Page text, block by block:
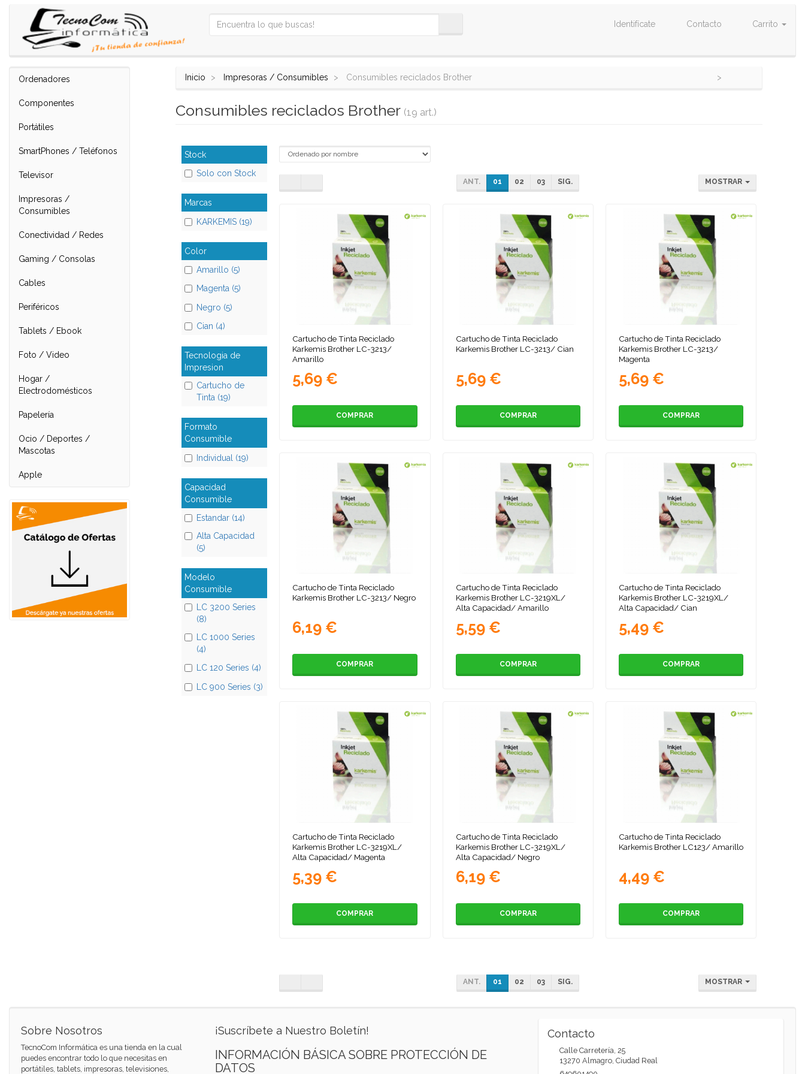
Identifícate Contacto Carrito
Ordenadores
Componentes
Portátiles
SmartPhones / Teléfonos
Televisor
Impresoras /
Consumibles
Conectividad / Redes
Gaming / Consolas
Cables
Periféricos
Tablets / Ebook
Foto / Video
Hogar /
Electrodomésticos
Papelería
Ocio / Deportes /
Mascotas
Apple
Inicio Impresoras / Consumibles Consumibles reciclados Brother
Consumibles reciclados Brother (19 art.)
Stock
Solo con Stock
Marcas
KARKEMIS (19)
Color
Amarillo (5)
Magenta (5)
Negro (5)
Cian (4)
Tecnologia de
Impresion
Cartucho de
Tinta (19)
Formato
Consumible
Individual (19)
Capacidad
Consumible
Estandar (14)
Alta Capacidad
(5)
Modelo
Consumible
LC 3200 Series
(8)
LC 1000 Series
(4)
LC 120 Series (4)
LC 900 Series (3)
ANT. 01 02 03 SIG. MOSTRAR
Cartucho de Tinta Reciclado
Karkemis Brother LC-3213/
Amarillo
5,69 €
COMPRAR
Cartucho de Tinta Reciclado
Karkemis Brother LC-3213/ Cian
5,69 €
COMPRAR
Cartucho de Tinta Reciclado
Karkemis Brother LC-3213/
Magenta
5,69 €
COMPRAR
Cartucho de Tinta Reciclado
Karkemis Brother LC-3213/ Negro
6,19 €
COMPRAR
Cartucho de Tinta Reciclado
Karkemis Brother LC-3219XL/
Alta Capacidad/ Amarillo
5,59 €
COMPRAR
Cartucho de Tinta Reciclado
Karkemis Brother LC-3219XL/
Alta Capacidad/ Cian
5,49 €
COMPRAR
Cartucho de Tinta Reciclado
Karkemis Brother LC-3219XL/
Alta Capacidad/ Magenta
5,39 €
COMPRAR
Cartucho de Tinta Reciclado
Karkemis Brother LC-3219XL/
Alta Capacidad/ Negro
6,19 €
COMPRAR
Cartucho de Tinta Reciclado
Karkemis Brother LC123/ Amarillo
4,49 €
COMPRAR
ANT. 01 02 03 SIG. MOSTRAR
Sobre Nosotros
TecnoCom Informática es una tienda en la cual
puedes encontrar todo lo que necesitas en
portátiles, tablets, impresoras, televisiones,
¡Suscríbete a Nuestro Boletín!
INFORMACIÓN BÁSICA SOBRE PROTECCIÓN DE
DATOS
Contacto
Calle Carretería, 25
13270 Almagro, Ciudad Real